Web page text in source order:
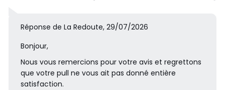
Réponse de La Redoute, 29/07/2026
Bonjour,
Nous vous remercions pour votre avis et regrettons
que votre pull ne vous ait pas donné entière
satisfaction.